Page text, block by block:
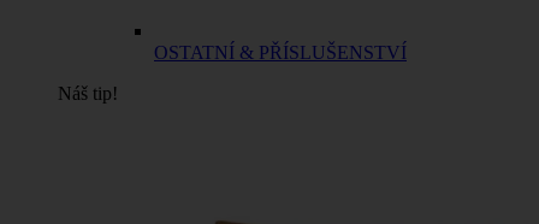
OSTATNÍ & PŘÍSLUŠENSTVÍ
Náš tip!